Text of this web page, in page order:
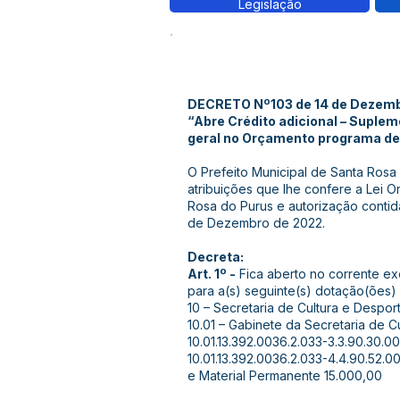
Legislação
DECRETO Nº103 de 14 de
“Abre Crédito adicional –
geral no Orçamento programa
O Prefeito Municipal de Santa
atribuições que lhe confere a Lei
Rosa do Purus e autorização
de Dezembro de 2022.
Decreta:
Art. 1º - Fica aberto no corrente
para a(s) seguinte(s) dotação(ões)
10 – Secretaria de Cultura e
10.01 – Gabinete da Secretaria de
10.01.13.392.0036.2.033-
10.01.13.392.0036.2.033-
e Material Permanente 15.000,00